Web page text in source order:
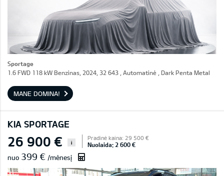
Sportage
1.6 FWD 118 kW Benzinas, 2024, 32 643 , Automatinė , Dark Penta Metal
MANE DOMINA!
KIA SPORTAGE
26 900 € i
Pradinė kaina: 29 500 €
Nuolaida: 2 600 €
nuo 399 € /mėnesį